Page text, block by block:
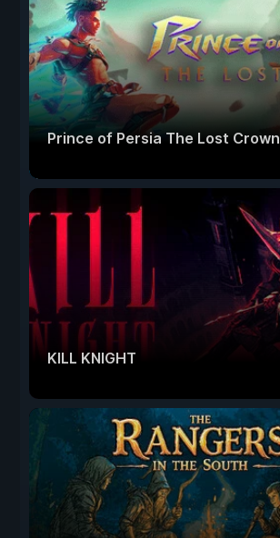
Prince of Persia The Lost Crown
KILL KNIGHT